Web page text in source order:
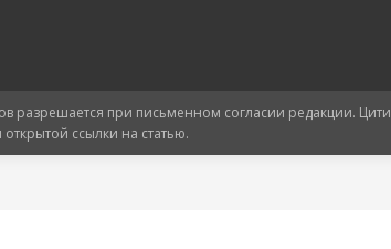
при письменном согласии редакции.
ссылки на статью.